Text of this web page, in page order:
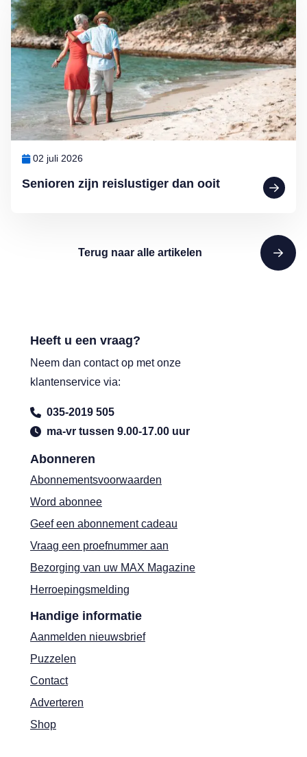
Senioren zijn reislustiger dan ooit
02 juli 2026
Terug naar alle artikelen
Abonneren
Abonnementsvoorwaarden
Word abonnee
Geef een abonnement cadeau
Vraag een proefnummer aan
Bezorging van uw MAX Magazine
Herroepingsmelding
Handige informatie
Aanmelden nieuwsbrief
Puzzelen
Contact
Adverteren
Shop
Heeft u een vraag?
Neem dan contact op met onze
klantenservice via:
035-2019 505
ma-vr tussen 9.00-17.00 uur